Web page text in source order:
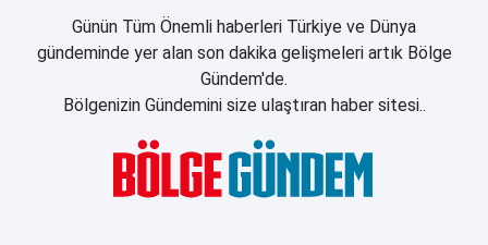
Günün Tüm Önemli haberleri Türkiye ve Dünya
gündeminde yer alan son dakika gelişmeleri artık Bölge
Gündem'de.
Bölgenizin Gündemini size ulaştıran haber sitesi..